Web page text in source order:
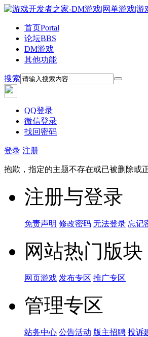
首页Portal
论坛BBS
DM游戏
其他功能
搜索
QQ登录
微信登录
找回密码
登录 注册
抱歉，指定的主题不存在或已被删除或
注册与登录
免责声明 修改密码 无法登录 忘记
网站热门版块
网页游戏 发布专区 推广专区
管理专区
站务中心 公告活动 版主招聘 投诉